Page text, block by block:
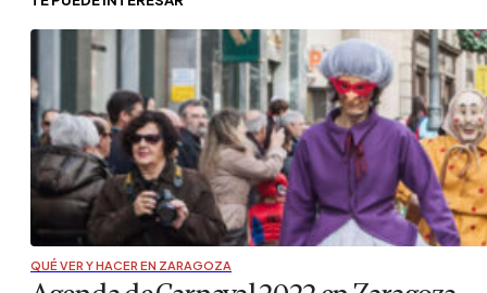
QUÉ VER Y HACER EN ZARAGOZA